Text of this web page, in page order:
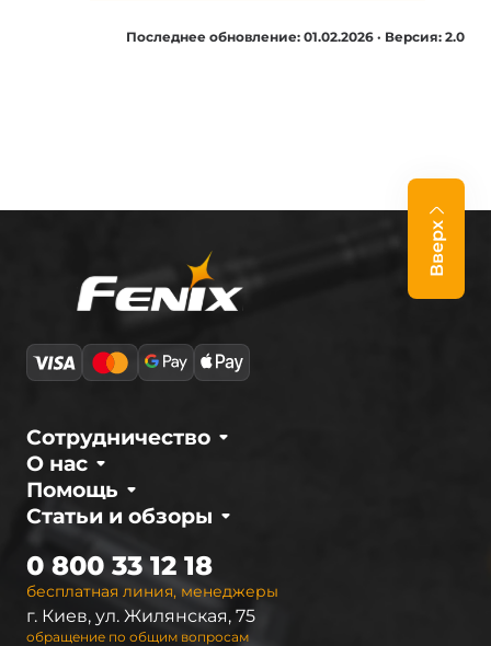
Последнее обновление: 01.02.2026 · Версия: 2.0
Вверх
О нас
Сотрудничество
Статьи и обзоры
Помощь
бесплатная линия, менеджеры
0 800 33 12 18
г. Киев, ул. Жилянская, 75
обращение по общим вопросам